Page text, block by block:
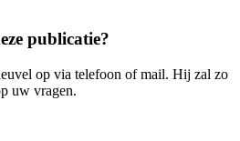
publicatie?
op via telefoon of mail. Hij zal zo
uw vragen.